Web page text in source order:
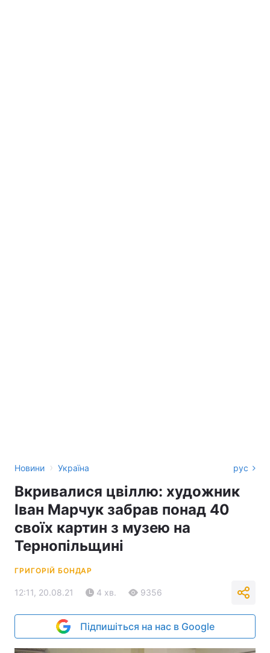
Новини › Україна рус
Вкривалися цвіллю: художник
Іван Марчук забрав понад 40
своїх картин з музею на
Тернопільщині
ГРИГОРІЙ БОНДАР
12:11, 20.08.21 4 хв. 9356
Підпишіться на нас в Google